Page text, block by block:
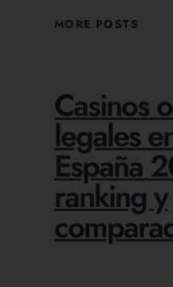
MORE POSTS
Casinos
legales
España
ranking y